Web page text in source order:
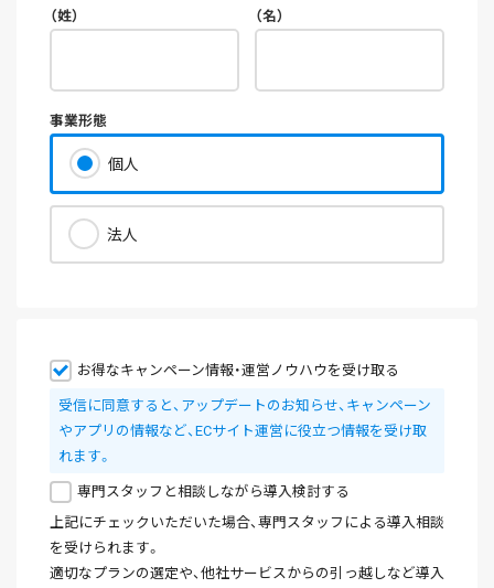
（姓）
（名）
事業形態
個人
法人
お得なキャンペーン情報・運営ノウハウを受け取る
受信に同意すると、アップデートのお知らせ、キャンペーン
やアプリの情報など、ECサイト運営に役立つ情報を受け取
れます。
専門スタッフと相談しながら導入検討する
上記にチェックいただいた場合、専門スタッフによる導入相談
を受けられます。
適切なプランの選定や、他社サービスからの引っ越しなど導入